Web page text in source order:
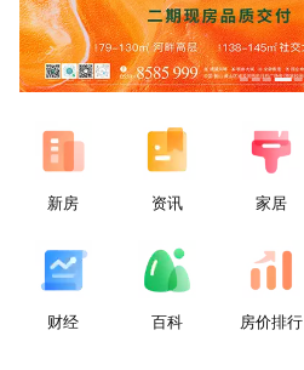
新房 资讯 家居
财经 百科 房价排行